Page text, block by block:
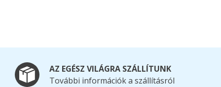
AZ EGÉSZ VILÁGRA SZÁLLÍTUNK
További információk a szállításról